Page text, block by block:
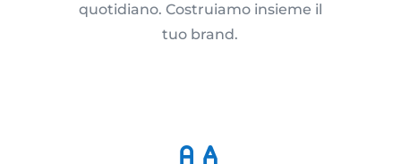
quotidiano. Costruiamo insieme il
tuo brand.